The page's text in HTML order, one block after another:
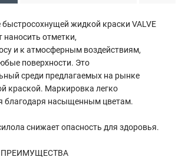
жидкой краски VALVE
наносить отметки,
и к атмосферным воздействиям,
поверхности. Это
среди предлагаемых на рынке
краской. Маркировка легко
благодаря насыщенным цветам.
снижает опасность для здоровья.